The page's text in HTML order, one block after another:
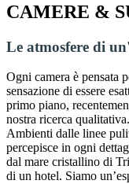
CAMERE &
Le atmosfere di
Ogni camera è pensata
sensazione di essere
primo piano,
nostra ricerca qualitativa.
Ambienti dalle linee
percepisce in ogni
dal mare cristallino di
di un hotel. Siamo